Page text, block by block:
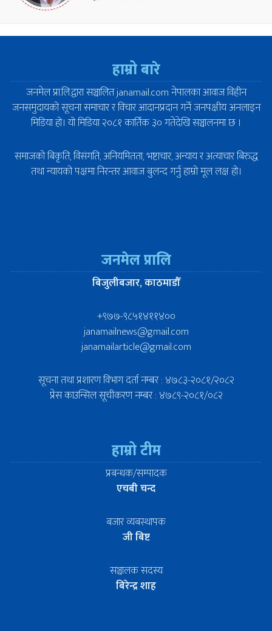
हाम्रो बारे
जनमेल प्रा.लि.द्वारा सञ्चालित janamail.com नेपालका आवाज विहीन
जनसमुदायको सूचना समाचार र विचार आदानप्रदान गर्ने जनपक्षीय अनलाइन
मिडिया हो। यो मिडिया २०८१ कार्तिक ३० गतेदेखि सञ्चालनमा छ ।
समाजको बिकृति, विसंगति, अनियमितता, भष्टाचार, अन्याय र अत्याचार बिरुद्ध
तथा न्यायको पक्षमा निरन्तर आवाज बुलन्द गर्नु हाम्रो मूल लक्ष हो।
जनमेल प्रालि
बिजुलीबजार, काठमाडौँ
+९७७-९८५१४११४००
janamailnews@gmail.com
janamailarticle@gmail.com
सूचना तथा प्रशारण विभाग दर्ता नम्बर : ४७८३-२०८१/२०८२
प्रेस काउन्सिल सूचीकरण नम्बर : ४७८९-२०८१/०८२
हाम्रो टीम
प्रबन्धक/सम्पादक
एचबी चन्द
बजार व्यबस्थापक
जी बिष्ट
सञ्चालक सदस्य
बिरेन्द्र शाह